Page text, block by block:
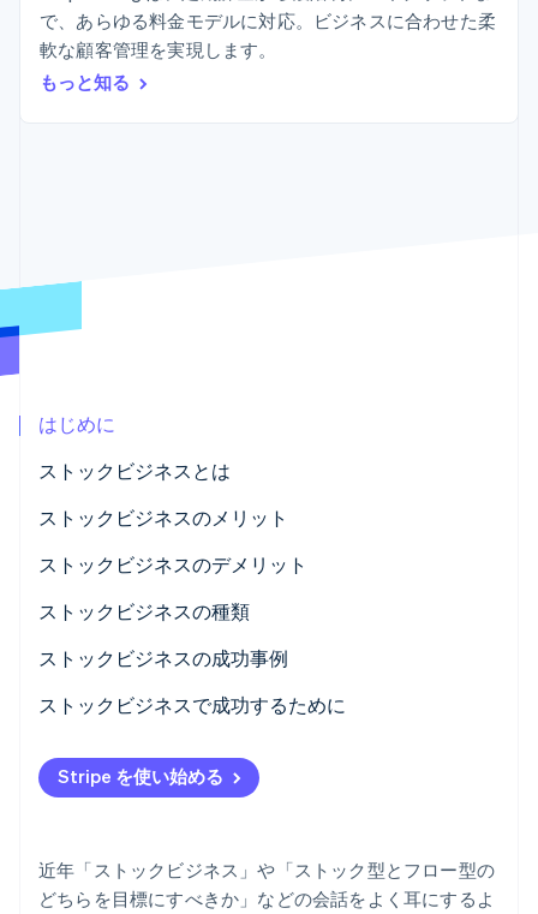
対面支払い
Authorization
Boost
決済成功率の
最適化
Link
Sigma
カスタムレ
ポート
データの同
Product roadmap
スタートアップの企業設立
Climate
カーボンリムーバル
Identity
Stripe が AI の経済インフラをどのように構築しているかを
こちらをご覧ください
業種別
AI 企業
ホスピタリティ、旅行、
Stripe App Marketplace
と管理
ニュースルーム
Stripe Press
お問い合わせ
で、あらゆる料金モデルに対応。ビジネスに合わせた柔
軟な顧客管理を実現します。
もっと知る
はじめに
ストックビジネスとは
フロービジネスとの違い
サブスクリプションとの違い
リカーリングビジネスとの違い
ストックビジネスのメリット
1. 収益性が安定する
2. 継続性がある
3. 管理しやすい
ストックビジネスのデメリット
1. 初期費用がかかる
2. 利益が出るまで時間がかかる
3. 解約されない努力が必要
ストックビジネスの種類
定期購入型
賃貸型
配信型
消費型
権利使用型
ストックビジネスの成功事例
KUMON
Xbox
ストックビジネスで成功するために
Stripe を使い始める
近年「ストックビジネス」や「ストック型とフロー型の
どちらを目標にすべきか」などの会話をよく耳にするよ